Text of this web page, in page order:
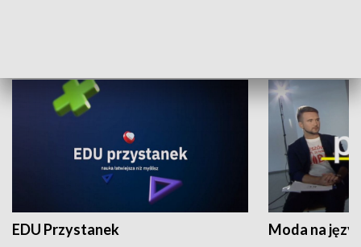
EDU Przystanek Moda na